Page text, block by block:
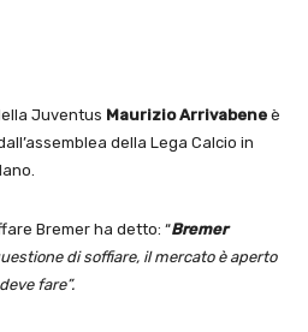
Juventus Maurizio Arrivabene è
della Lega Calcio in
Bremer ha detto: “Bremer
di soffiare, il mercato è aperto
fare”.